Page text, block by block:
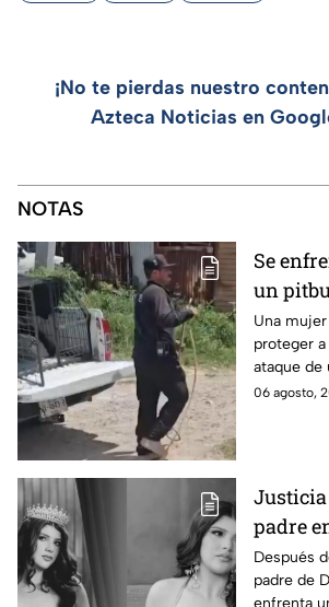
¡No te pierdas nuestro
Azteca Noticias en
NOTAS
Se
un
una
por su
Una
proteger
ataque de
Zapopan;
06 agosto,
Justicia
padre
por
Después
padre de